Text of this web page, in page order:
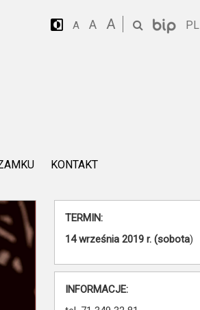
A A A PL
KONTAKT
TERMIN:
14 września 2019 r. (sobota)
INFORMACJE: